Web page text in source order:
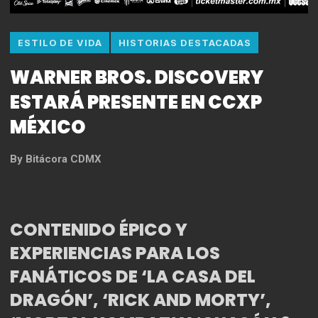
ESTILO DE VIDA HISTORIAS DESTACADAS
WARNER BROS. DISCOVERY
ESTARÁ PRESENTE EN CCXP
MÉXICO
By Bitácora CDMX
CONTENIDO ÉPICO Y
EXPERIENCIAS PARA LOS
FANÁTICOS DE ‘LA CASA DEL
DRAGÓN’, ‘RICK AND MORTY’,